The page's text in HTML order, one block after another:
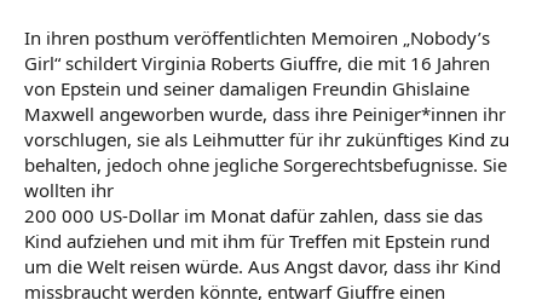
In ihren posthum veröffentlichten Memoiren „Nobody’s
Girl“ schildert Virginia Roberts Giuffre, die mit 16 Jahren
von Epstein und seiner damaligen Freundin Ghislaine
Maxwell angeworben wurde, dass ihre Peiniger*innen ihr
vorschlugen, sie als Leihmutter für ihr zukünftiges Kind zu
behalten, jedoch ohne jegliche Sorgerechtsbefugnisse. Sie
wollten ihr
200 000 US-Dollar im Monat dafür zahlen, dass sie das
Kind aufziehen und mit ihm für Treffen mit Epstein rund
um die Welt reisen würde. Aus Angst davor, dass ihr Kind
missbraucht werden könnte, entwarf Giuffre einen